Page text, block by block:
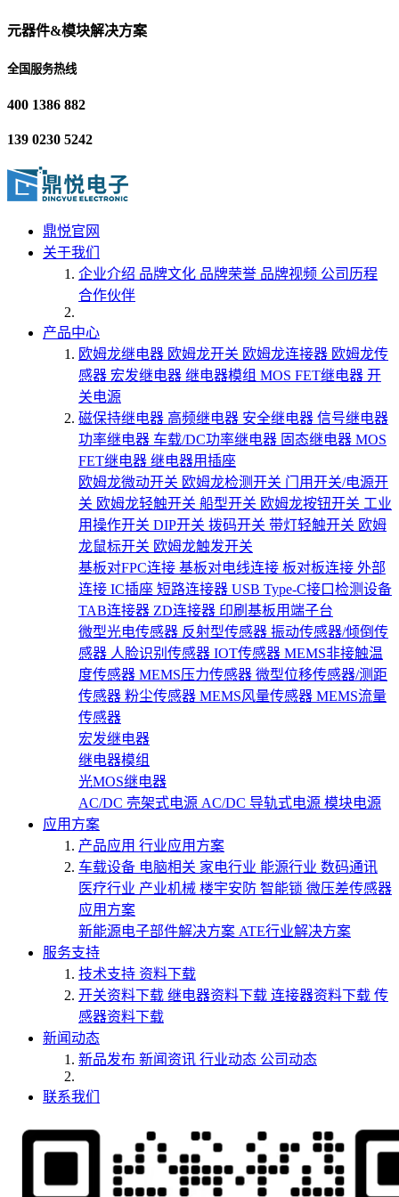
元器件&模块解决方案
全国服务热线
400 1386 882
139 0230 5242
鼎悦官网
关于我们
企业介绍 品牌文化 品牌荣誉 品牌视频 公司历程
合作伙伴
产品中心
欧姆龙继电器 欧姆龙开关 欧姆龙连接器 欧姆龙传
感器 宏发继电器 继电器模组 MOS FET继电器 开
关电源
磁保持继电器 高频继电器 安全继电器 信号继电器
功率继电器 车载/DC功率继电器 固态继电器 MOS
FET继电器 继电器用插座
欧姆龙微动开关 欧姆龙检测开关 门用开关/电源开
关 欧姆龙轻触开关 船型开关 欧姆龙按钮开关 工业
用操作开关 DIP开关 拨码开关 带灯轻触开关 欧姆
龙鼠标开关 欧姆龙触发开关
基板对FPC连接 基板对电线连接 板对板连接 外部
连接 IC插座 短路连接器 USB Type-C接口检测设备
TAB连接器 ZD连接器 印刷基板用端子台
微型光电传感器 反射型传感器 振动传感器/倾倒传
感器 人脸识别传感器 IOT传感器 MEMS非接触温
度传感器 MEMS压力传感器 微型位移传感器/测距
传感器 粉尘传感器 MEMS风量传感器 MEMS流量
传感器
宏发继电器
继电器模组
光MOS继电器
AC/DC 壳架式电源 AC/DC 导轨式电源 模块电源
应用方案
产品应用 行业应用方案
车载设备 电脑相关 家电行业 能源行业 数码通讯
医疗行业 产业机械 楼宇安防 智能锁 微压差传感器
应用方案
新能源电子部件解决方案 ATE行业解决方案
服务支持
技术支持 资料下载
开关资料下载 继电器资料下载 连接器资料下载 传
感器资料下载
新闻动态
新品发布 新闻资讯 行业动态 公司动态
联系我们